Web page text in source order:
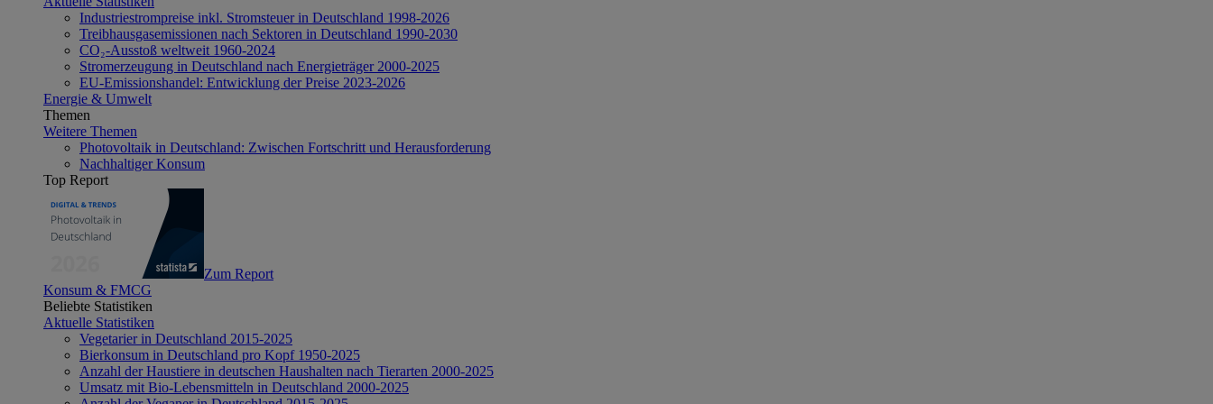
Industriestrompreise inkl. Stromsteuer in Deutschland 1998-2026
Treibhausgasemissionen nach Sektoren in Deutschland 1990-2030
CO₂-Ausstoß weltweit 1960-2024
Stromerzeugung in Deutschland nach Energieträger 2000-2025
EU-Emissionshandel: Entwicklung der Preise 2023-2026
Energie & Umwelt
Themen
Weitere Themen
Photovoltaik in Deutschland: Zwischen Fortschritt und Herausforderung
Nachhaltiger Konsum
Top Report
Zum Report
Konsum & FMCG
Beliebte Statistiken
Aktuelle Statistiken
Vegetarier in Deutschland 2015-2025
Bierkonsum in Deutschland pro Kopf 1950-2025
Anzahl der Haustiere in deutschen Haushalten nach Tierarten 2000-2025
Umsatz mit Bio-Lebensmitteln in Deutschland 2000-2025